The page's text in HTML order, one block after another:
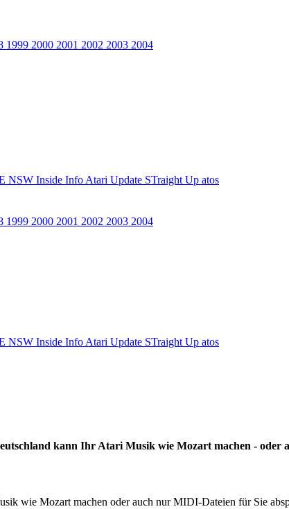
1999 2000 2001 2002 2003 2004
NSW Inside Info Atari Update STraight Up atos
1999 2000 2001 2002 2003 2004
NSW Inside Info Atari Update STraight Up atos
kann Ihr Atari Musik wie Mozart machen -
wie Mozart machen oder auch nur MIDI-Dateien für Sie